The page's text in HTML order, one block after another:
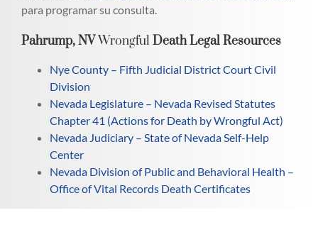
para programar su consulta.
Pahrump, NV Wrongful Death Legal Resources
Nye County – Fifth Judicial District Court Civil
Division
Nevada Legislature – Nevada Revised Statutes
Chapter 41 (Actions for Death by Wrongful Act)
Nevada Judiciary – State of Nevada Self-Help
Center
Nevada Division of Public and Behavioral Health –
Office of Vital Records Death Certificates